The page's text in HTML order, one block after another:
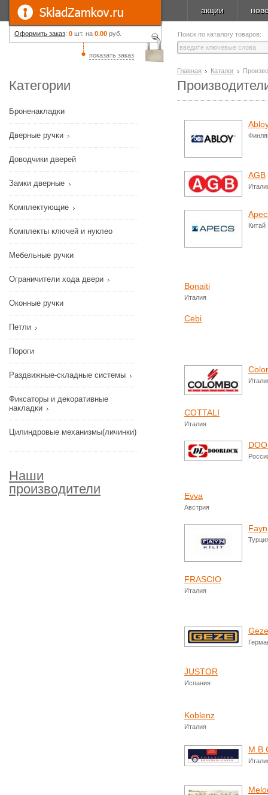
Оформить заказ: 0 шт. на 0.00 руб.
показать заказ
акции
Поиск по каталогу товаров:
Категории
Броненакладки
Дверные ручки
Доводчики дверей
Замки дверные
Комплектующие
Комплекты ключей и нуклео
Мебельные ручки
Ограничители хода двери
Оконные ручки
Петли
Пороги
Раздвижные-складные системы
Фиксаторы и декоративные
накладки
Цилиндровые механизмы(личинки)
Наши
производители
Главная Каталог
AGB
Китай
Bonaiti
Италия
Cebi
COTTALI
Италия
Evva
Австрия
Fayn
FRASCIO
Италия
Geze
JUSTOR
Испания
Koblenz
Италия